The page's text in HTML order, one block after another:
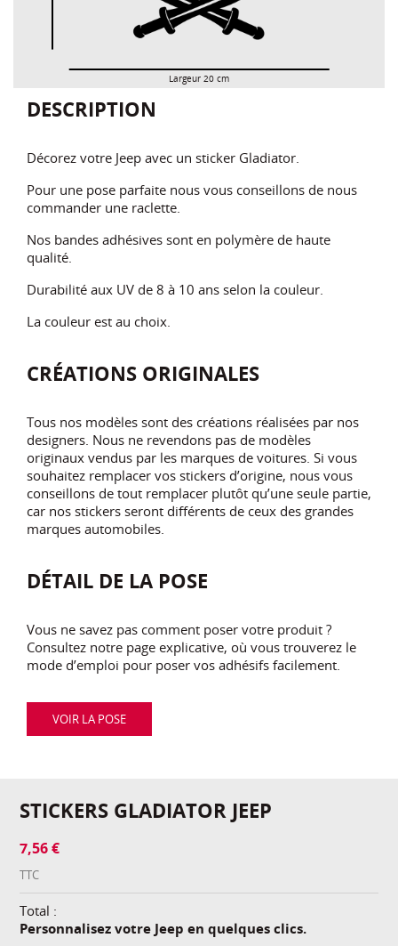
Largeur 20 cm
DESCRIPTION
Décorez votre Jeep avec un sticker Gladiator.
Pour une pose parfaite nous vous conseillons de nous
commander une raclette.
Nos bandes adhésives sont en polymère de haute
qualité.
Durabilité aux UV de 8 à 10 ans selon la couleur.
La couleur est au choix.
CRÉATIONS ORIGINALES
Tous nos modèles sont des créations réalisées par nos
designers. Nous ne revendons pas de modèles
originaux vendus par les marques de voitures. Si vous
souhaitez remplacer vos stickers d’origine, nous vous
conseillons de tout remplacer plutôt qu’une seule partie,
car nos stickers seront différents de ceux des grandes
marques automobiles.
DÉTAIL DE LA POSE
Vous ne savez pas comment poser votre produit ?
Consultez notre page explicative, où vous trouverez le
mode d’emploi pour poser vos adhésifs facilement.
VOIR LA POSE
STICKERS GLADIATOR JEEP
7,56 €
TTC
Total :
Personnalisez votre Jeep en quelques clics.